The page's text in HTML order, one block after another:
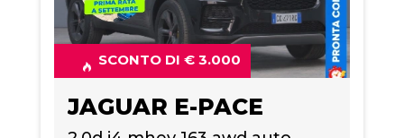
SCONTO DI € 3.000
JAGUAR E-PACE